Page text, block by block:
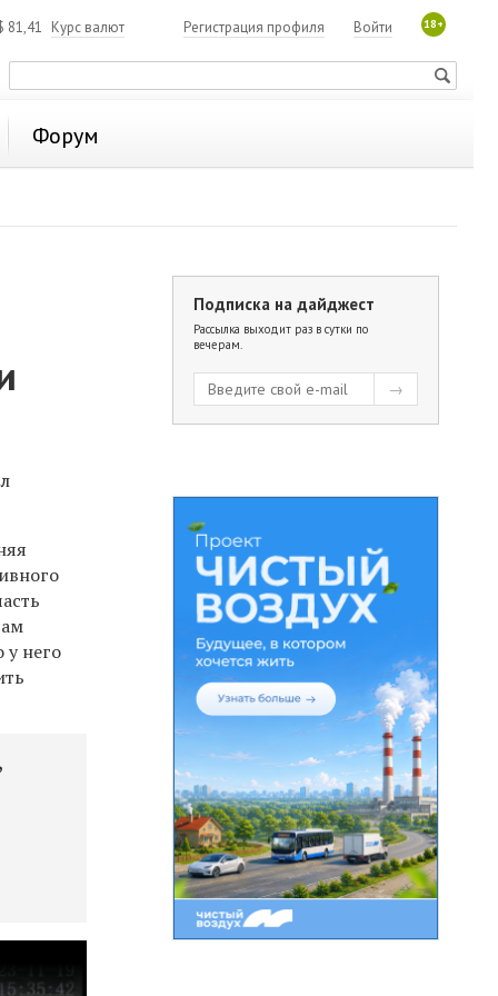
81,41 Курс валют 18+
Войти
Регистрация профиля
Форум
у него
Подписка на дайджест
Рассылка выходит раз в сутки по
вечерам.